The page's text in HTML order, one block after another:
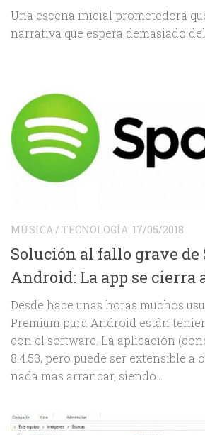
Una escena inicial prometedora
narrativa que espera demasiado
MÚSICA/ TECNOLOGÍA 17/05/2018
Solución al fallo grave de
Android: La app se cierra
Desde hace unas horas muchos
Premium para Android están
con el software. La aplicación
8.4.53, pero puede ser extensible a
nada mas arrancar, siendo...